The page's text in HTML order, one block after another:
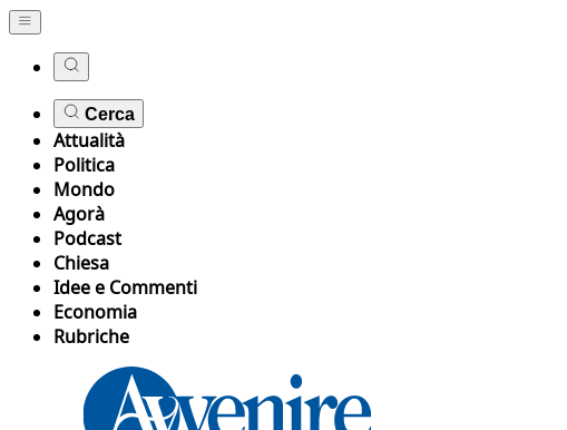
Cerca
Attualità
Politica
Mondo
Agorà
Podcast
Chiesa
Idee e Commenti
Economia
Rubriche